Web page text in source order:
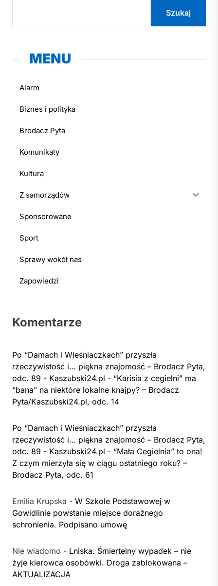
Szukaj
MENU
Alarm
Biznes i polityka
Brodacz Pyta
Komunikaty
Kultura
Z samorządów
Sponsorowane
Sport
Sprawy wokół nas
Zapowiedzi
Komentarze
Po “Damach i Wieśniaczkach” przyszła
rzeczywistość i… piękna znajomość – Brodacz Pyta,
odc. 89 - Kaszubski24.pl - “Karisia z cegielni” ma
“bana” na niektóre lokalne knajpy? – Brodacz
Pyta/Kaszubski24.pl, odc. 14
Po “Damach i Wieśniaczkach” przyszła
rzeczywistość i… piękna znajomość – Brodacz Pyta,
odc. 89 - Kaszubski24.pl - “Mała Cegielnia” to ona!
Z czym mierzyła się w ciągu ostatniego roku? –
Brodacz Pyta, odc. 61
Emilia Krupska - W Szkole Podstawowej w
Gowidlinie powstanie miejsce doraźnego
schronienia. Podpisano umowę
Nie wiadomo - Lniska. Śmiertelny wypadek – nie
żyje kierowca osobówki. Droga zablokowana –
AKTUALIZACJA